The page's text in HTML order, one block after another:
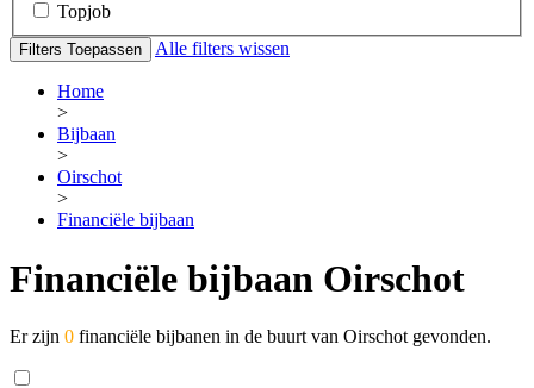
Topjob
Filters Toepassen Alle filters wissen
Home
>
Bijbaan
>
Oirschot
>
Financiële bijbaan
Financiële bijbaan Oirschot
Er zijn 0 financiële bijbanen in de buurt van Oirschot gevonden.